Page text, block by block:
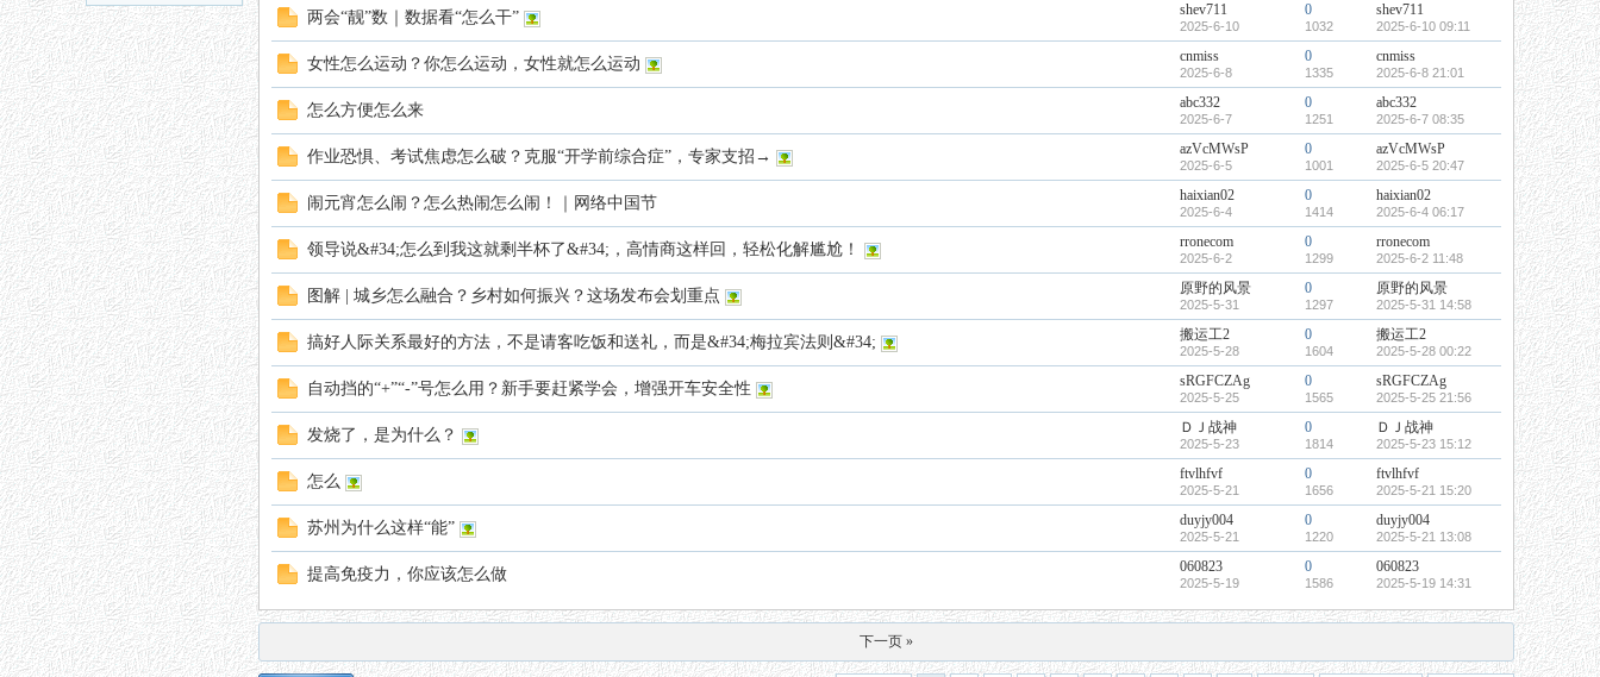
网
两会“靓”数｜数据看“怎么干” shev711
2025-6-10
0
1032
shev711
2025-6-10 09:11
女性怎么运动？你怎么运动，女性就怎么运动 cnmiss
2025-6-8
0
1335
cnmiss
2025-6-8 21:01
怎么方便怎么来 abc332
2025-6-7
0
1251
abc332
2025-6-7 08:35
作业恐惧、考试焦虑怎么破？克服“开学前综合症”，专家支招→ azVcMWsP
2025-6-5
0
1001
azVcMWsP
2025-6-5 20:47
闹元宵怎么闹？怎么热闹怎么闹！｜网络中国节 haixian02
2025-6-4
0
1414
haixian02
2025-6-4 06:17
领导说&#34;怎么到我这就剩半杯了&#34;，高情商这样回，轻松化解尴尬！ rronecom
2025-6-2
0
1299
rronecom
2025-6-2 11:48
图解 | 城乡怎么融合？乡村如何振兴？这场发布会划重点 原野的风景
2025-5-31
0
1297
原野的风景
2025-5-31 14:58
搞好人际关系最好的方法，不是请客吃饭和送礼，而是&#34;梅拉宾法则&#34; 搬运工2
2025-5-28
0
1604
搬运工2
2025-5-28 00:22
自动挡的“+”“-”号怎么用？新手要赶紧学会，增强开车安全性 sRGFCZAg
2025-5-25
0
1565
sRGFCZAg
2025-5-25 21:56
发烧了，是为什么？ ＤＪ战神
2025-5-23
0
1814
ＤＪ战神
2025-5-23 15:12
怎么 ftvlhfvf
2025-5-21
0
1656
ftvlhfvf
2025-5-21 15:20
苏州为什么这样“能” duyjy004
2025-5-21
0
1220
duyjy004
2025-5-21 13:08
提高免疫力，你应该怎么做 060823
2025-5-19
0
1586
060823
2025-5-19 14:31
下一页 »